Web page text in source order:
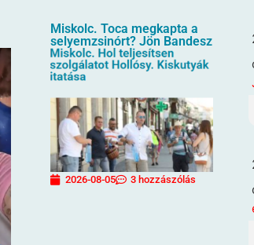
Miskolc. Toca megkapta a
selyemzsinórt? Jön Bandesz
2026-08-05 3 hozzászólás